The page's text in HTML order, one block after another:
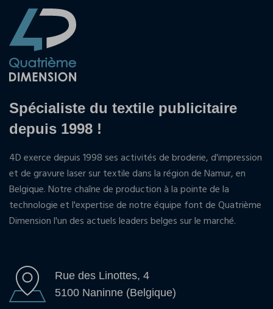
Spécialiste du textile publicitaire
depuis 1998 !
4D exerce depuis 1998 ses activités de broderie, d'impression
et de gravure laser sur textile dans la région de Namur, en
Belgique. Notre chaîne de production à la pointe de la
technologie et l'expertise de notre équipe font de Quatrième
Dimension l'un des actuels leaders belges sur le marché.
Rue des Linottes, 4
5100 Naninne (Belgique)